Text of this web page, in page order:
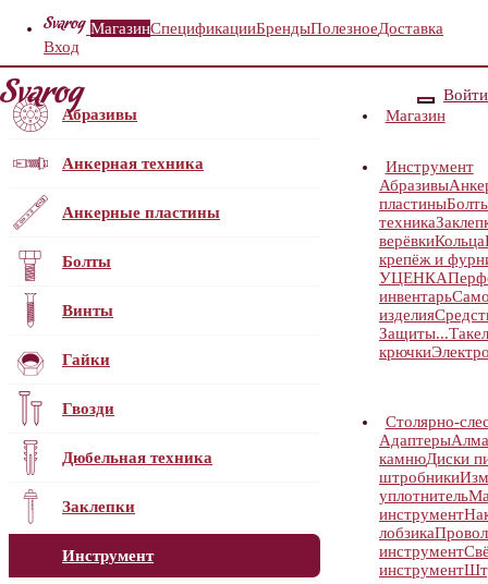
МагазинСпецификацииБрендыПолезноеДоставка
Вход
Войти
Абразивы
Анкерная техника
Анкерные пластины
Болты
Винты
Гайки
Гвозди
Дюбельная техника
Заклепки
Инструмент
Магазин
Инструмент
Абразивы
пластины
техника
верёвкиКольца
крепёж и
УЦЕНКА
инвентарь
изделия
Защиты...
крючки
Столярно-
Адаптеры
камнюДиски
штробники
уплотнитель
инструмент
лобзика
инструмент
инструмент